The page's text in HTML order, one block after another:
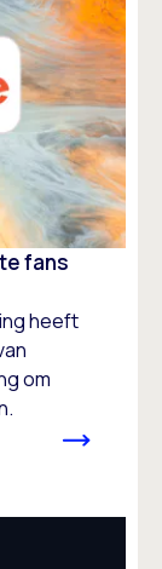
fans
heeft
om